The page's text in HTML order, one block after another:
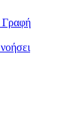
Γραφή